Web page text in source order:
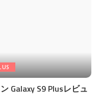
Galaxy S9 Plusレビュ